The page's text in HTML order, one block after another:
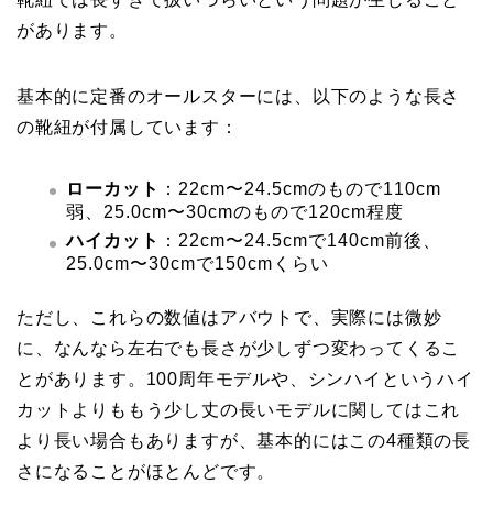
があります。
基本的に定番のオールスターには、以下のような長さ
の靴紐が付属しています：
ローカット
：22cm〜24.5cmのもので110cm
弱、25.0cm〜30cmのもので120cm程度
ハイカット
：22cm〜24.5cmで140cm前後、
25.0cm〜30cmで150cmくらい
ただし、これらの数値はアバウトで、実際には微妙
に、なんなら左右でも長さが少しずつ変わってくるこ
とがあります。100周年モデルや、シンハイというハイ
カットよりももう少し丈の長いモデルに関してはこれ
より長い場合もありますが、基本的にはこの4種類の長
さになることがほとんどです。